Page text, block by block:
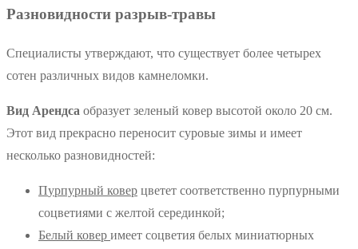
Разновидности разрыв-травы
Специалисты утверждают, что существует более четырех
сотен различных видов камнеломки.
Вид Арендса образует зеленый ковер высотой около 20 см.
Этот вид прекрасно переносит суровые зимы и имеет
несколько разновидностей:
Пурпурный ковер цветет соответственно пурпурными
соцветиями с желтой серединкой;
Белый ковер имеет соцветия белых миниатюрных